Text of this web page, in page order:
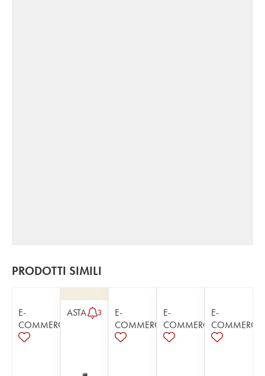
PRODOTTI SIMILI
E-
COMMERCE
ASTA 3
E-
COMMERCE
E-
COMMERCE
E-
COMMERCE